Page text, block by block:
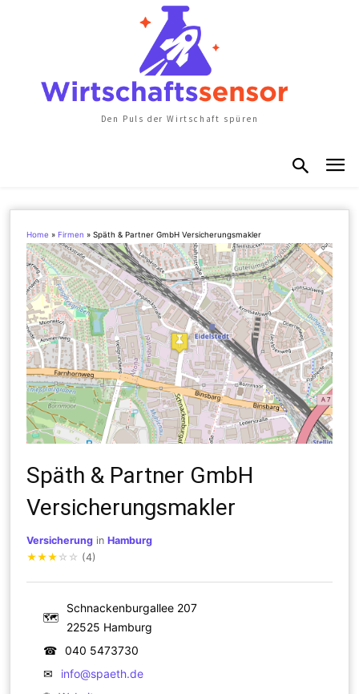
Den Puls der Wirtschaft spüren
Home » Firmen »Späth & Partner GmbH Versicherungsmakler
Späth & Partner GmbH
Versicherungsmakler
Versicherung inHamburg
★★★ ☆ ☆ (4)
🗺
Schnackenburgallee 207
22525 Hamburg
☎
040 5473730
✉
info@spaeth.de